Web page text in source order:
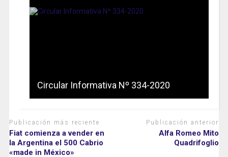
Circular Informativa Nº 334-2020
Publicación más reciente
Fiat comienza a vender en
la Argentina el 500 Cabrio
«made in México»
Publicación anterior
Alfa Romeo Mito
Quadrifoglio